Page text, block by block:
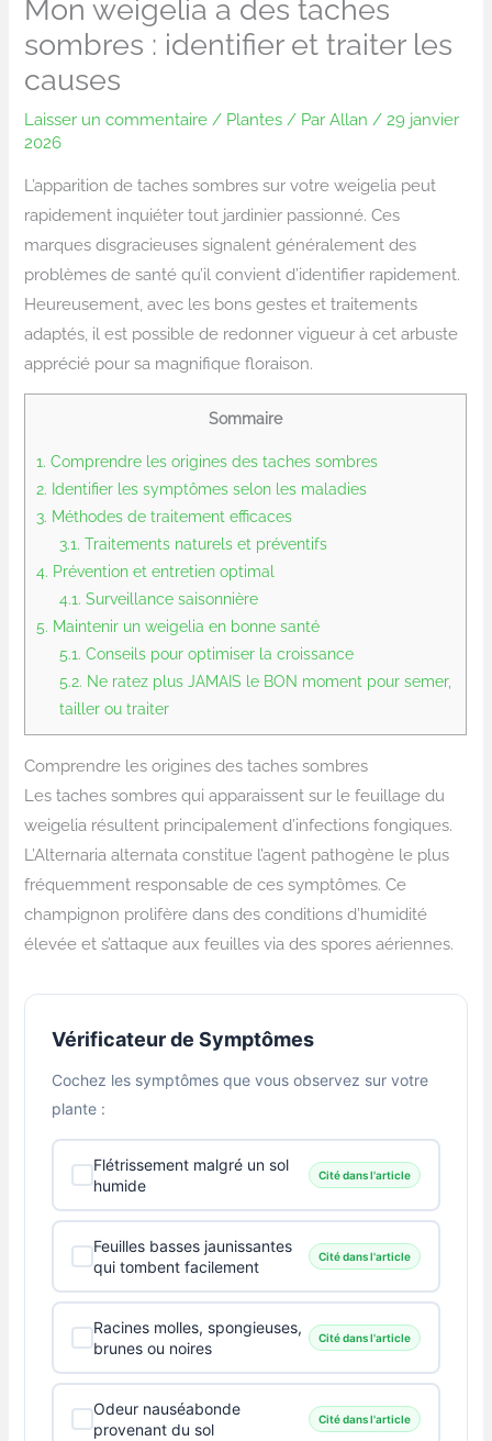
Mon weigelia a des taches
sombres : identifier et traiter les
causes
Laisser un commentaire / Plantes / ParAllan / 29 janvier
2026
L’apparition de taches sombres sur votre weigelia peut
rapidement inquiéter tout jardinier passionné. Ces
marques disgracieuses signalent généralement des
problèmes de santé qu’il convient d’identifier rapidement.
Heureusement, avec les bons gestes et traitements
adaptés, il est possible de redonner vigueur à cet arbuste
apprécié pour sa magnifique floraison.
Sommaire
1. Comprendre les origines des taches sombres
2. Identifier les symptômes selon les maladies
3. Méthodes de traitement efficaces
3.1. Traitements naturels et préventifs
4. Prévention et entretien optimal
4.1. Surveillance saisonnière
5. Maintenir un weigelia en bonne santé
5.1. Conseils pour optimiser la croissance
5.2. Ne ratez plus JAMAIS le BON moment pour semer,
tailler ou traiter
Comprendre les origines des taches sombres
Les taches sombres qui apparaissent sur le feuillage du
weigelia résultent principalement d’infections fongiques.
L’Alternaria alternata constitue l’agent pathogène le plus
fréquemment responsable de ces symptômes. Ce
champignon prolifère dans des conditions d’humidité
élevée et s’attaque aux feuilles via des spores aériennes.
Vérificateur de Symptômes
Cochez les symptômes que vous observez sur votre
plante :
Flétrissement malgré un sol
humide
Cité dans l'article
Feuilles basses jaunissantes
qui tombent facilement
Cité dans l'article
Racines molles, spongieuses,
brunes ou noires
Cité dans l'article
Odeur nauséabonde
provenant du sol
Cité dans l'article